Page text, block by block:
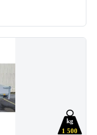
1 500
kg